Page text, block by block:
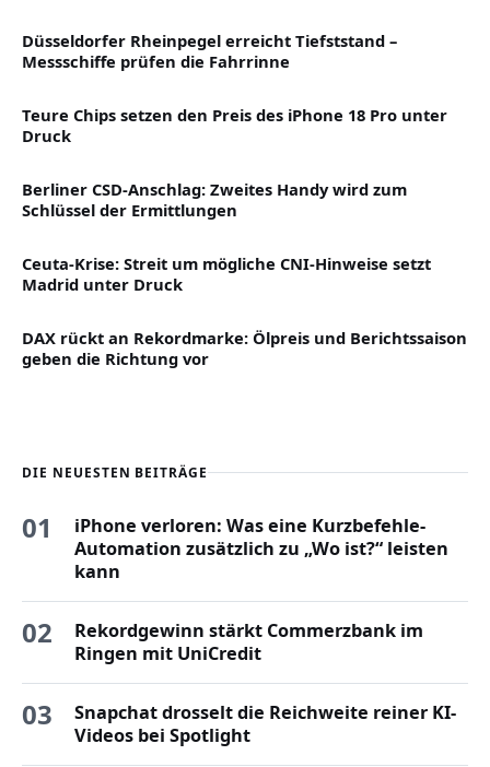
Düsseldorfer Rheinpegel erreicht Tiefststand –
Messschiffe prüfen die Fahrrinne
Teure Chips setzen den Preis des iPhone 18 Pro unter
Druck
Berliner CSD-Anschlag: Zweites Handy wird zum
Schlüssel der Ermittlungen
Ceuta-Krise: Streit um mögliche CNI-Hinweise setzt
Madrid unter Druck
DAX rückt an Rekordmarke: Ölpreis und Berichtssaison
geben die Richtung vor
DIE NEUESTEN BEITRÄGE
01
iPhone verloren: Was eine Kurzbefehle-
Automation zusätzlich zu „Wo ist?“ leisten
kann
02
Rekordgewinn stärkt Commerzbank im
Ringen mit UniCredit
03
Snapchat drosselt die Reichweite reiner KI-
Videos bei Spotlight